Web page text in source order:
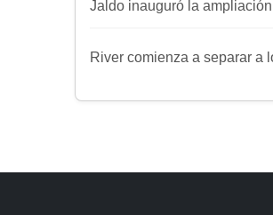
Jaldo inauguró la
River comienza a separar a